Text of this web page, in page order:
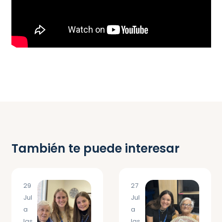
También te puede interesar
29
Jul
a
27
Jul
a